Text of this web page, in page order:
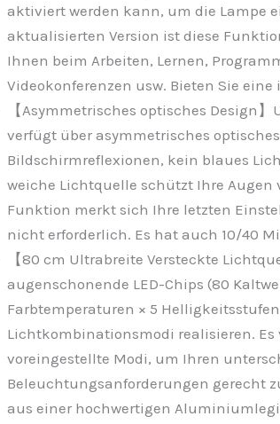
aktiviert werden kann, um die Lampe
aktualisierten Version ist diese
Ihnen beim Arbeiten, Lernen,
Videokonferenzen usw. Bieten Sie
【Asymmetrisches optisches Design
verfügt über asymmetrisches
Bildschirmreflexionen, kein blaues
weiche Lichtquelle schützt Ihre Augen
Funktion merkt sich Ihre letzten
nicht erforderlich. Es hat auch 10/40
【80 cm Ultrabreite Versteckte
augenschonende LED-Chips (80
Farbtemperaturen × 5
Lichtkombinationsmodi realisieren.
voreingestellte Modi, um Ihren
Beleuchtungsanforderungen gerecht
aus einer hochwertigen